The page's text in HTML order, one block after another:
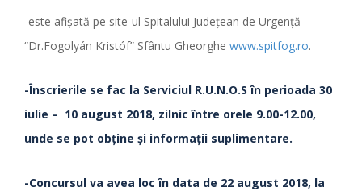
-este afişată pe site-ul Spitalului Judeţean de Urgenţă
“Dr.Fogolyán Kristóf” Sfântu Gheorghe www.spitfog.ro.
-Înscrierile se fac la Serviciul R.U.N.O.S în perioada 30
iulie – 10 august 2018, zilnic între orele 9.00-12.00,
unde se pot obţine şi informaţii suplimentare.
-Concursul va avea loc în data de 22 august 2018, la